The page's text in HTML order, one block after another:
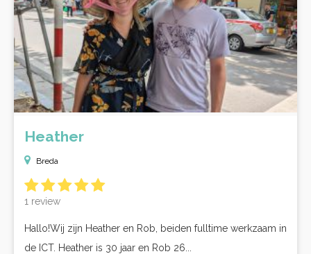
Heather
Breda
1 review
Hallo!Wij zijn Heather en Rob, beiden fulltime werkzaam in
de ICT. Heather is 30 jaar en Rob 26...